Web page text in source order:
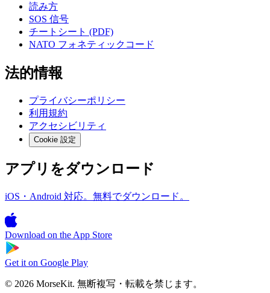
読み方
SOS 信号
チートシート (PDF)
NATO フォネティックコード
法的情報
プライバシーポリシー
利用規約
アクセシビリティ
Cookie 設定
アプリをダウンロード
iOS・Android 対応。無料でダウンロード。
Download on the App Store
Get it on Google Play
© 2026 MorseKit. 無断複写・転載を禁じます。